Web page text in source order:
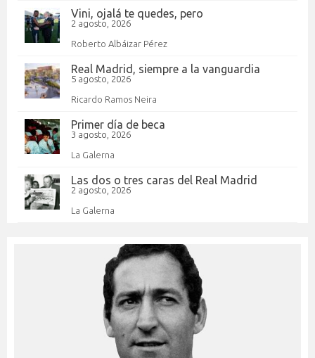
Vini, ojalá te quedes, pero
2 agosto, 2026
Roberto Albáizar Pérez
Real Madrid, siempre a la vanguardia
5 agosto, 2026
Ricardo Ramos Neira
Primer día de beca
3 agosto, 2026
La Galerna
Las dos o tres caras del Real Madrid
2 agosto, 2026
La Galerna